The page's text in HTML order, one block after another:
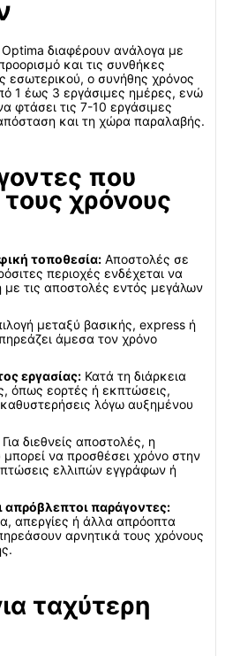
διαφέρουν ανάλογα με
και τις συνθήκες
εσωτερικού, ο συνήθης χρόνος
1 έως 3 εργάσιμες ημέρες, ενώ
φτάσει τις 7-10 εργάσιμες
και τη χώρα παραλαβής.
που
χρόνους
τοποθεσία: Αποστολές σε
περιοχές ενδέχεται να
τις αποστολές εντός μεγάλων
μεταξύ βασικής, express ή
άμεσα τον χρόνο
εργασίας: Κατά τη διάρκεια
όπως εορτές ή εκπτώσεις,
λόγω αυξημένου
Για διεθνείς αποστολές, η
μπορεί να προσθέσει χρόνο στην
ελλιπών εγγράφων ή
απρόβλεπτοι παράγοντες:
απεργίες ή άλλα απρόοπτα
αρνητικά τους χρόνους
ταχύτερη